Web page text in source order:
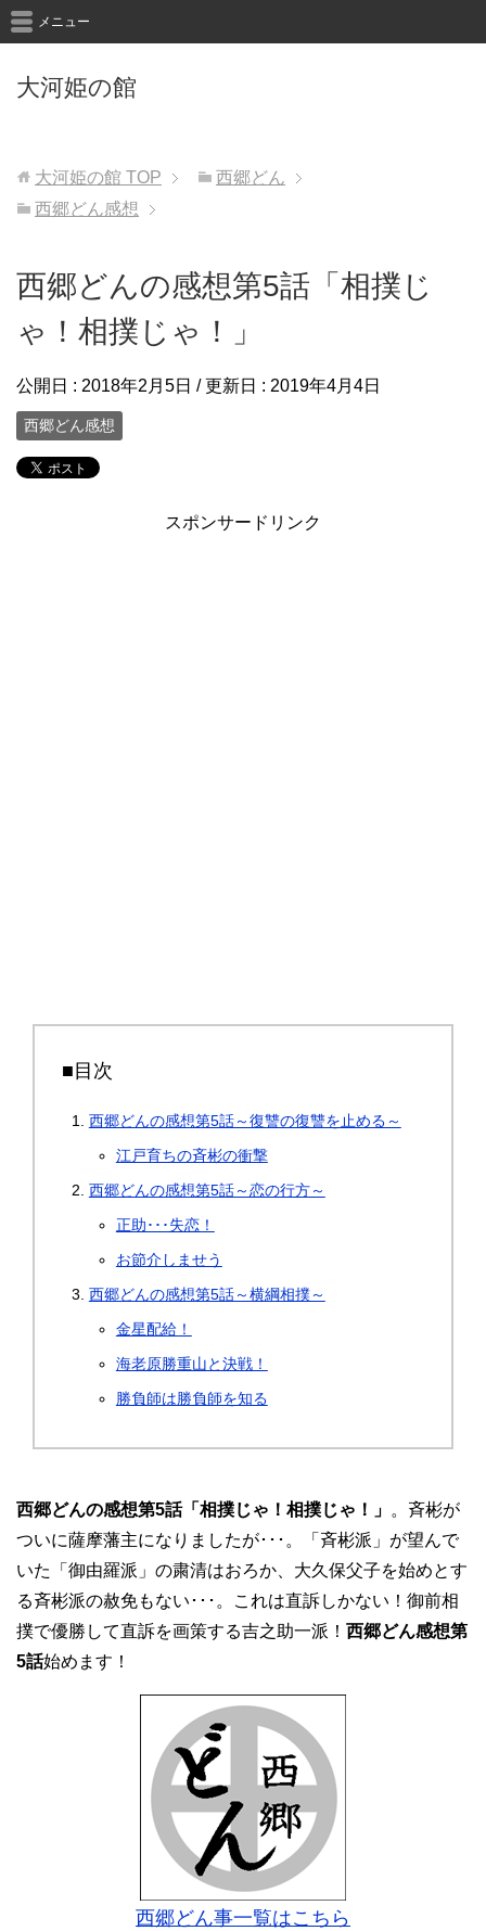
大河姫の館
メニュー
大河姫の館 TOP
西郷どん
西郷どん感想
西郷どんの感想第5話「相撲じ
ゃ！相撲じゃ！」
公開日 : 2018年2月5日 / 更新日 : 2019年4月4日
西郷どん感想
スポンサードリンク
■目次
西郷どんの感想第5話～復讐の復讐を止める～
江戸育ちの斉彬の衝撃
西郷どんの感想第5話～恋の行方～
正助･･･失恋！
お節介しませう
西郷どんの感想第5話～横綱相撲～
金星配給！
海老原勝重山と決戦！
勝負師は勝負師を知る
西郷どんの感想第5話「相撲じゃ！相撲じゃ！」 。斉彬が
ついに薩摩藩主になりましたが･･･。「斉彬派」が望んで
いた「御由羅派」の粛清はおろか、大久保父子を始めとす
る斉彬派の赦免もない･･･。これは直訴しかない！御前相
撲で優勝して直訴を画策する吉之助一派！ 西郷どん感想第
5話始めます！
西郷どん事一覧はこちら